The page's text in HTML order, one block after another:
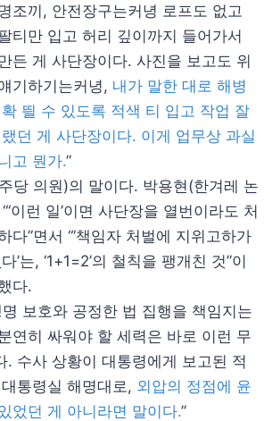
조끼, 안전장구는커녕 로프도 없고
티만 입고 허리 깊이까지 들어가서
든 게 사단장이다. 사진을 보고도 위
기하기는커녕, 내가 말한 대로 해병
띌 수 있도록 적색 티 입고 작업 잘
던 게 사단장이다. 이게 업무상 과실
고 뭔가.”
당 의원)의 말이다. 박용현(한겨레 논
이런 일’이면 사단장을 열번이라도 처
다”면서 “‘책임자 처벌에 지위고하가
’는, ‘1+1=2’의 철칙을 팽개친 것”이
다.
명 보호와 공정한 법 집행을 책임지는
연히 싸워야 할 세력은 바로 이런 무
. 수사 상황이 대통령에게 보고된 적
통령실 해명대로, 외압의 정점에 윤
었던 게 아니라면 말이다.”